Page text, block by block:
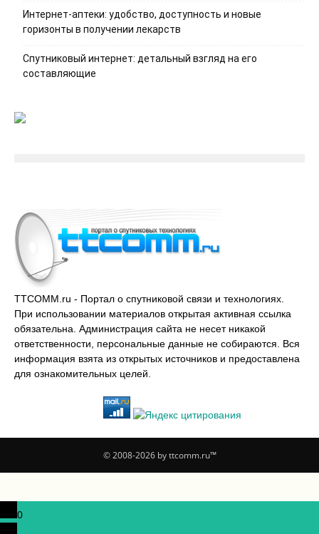
Интернет-аптеки: удобство, доступность и новые
горизонты в получении лекарств
Спутниковый интернет: детальный взгляд на его
составляющие
TTCOMM.ru - Портал о спутниковой связи и технологиях.
При использовании материалов открытая активная ссылка
обязательна. Администрация сайта не несет никакой
ответственности, персональные данные не собираются. Вся
информация взята из открытых источников и предоставлена
для ознакомительных целей.
© 2008-2026 by ttcomm.ru™
0